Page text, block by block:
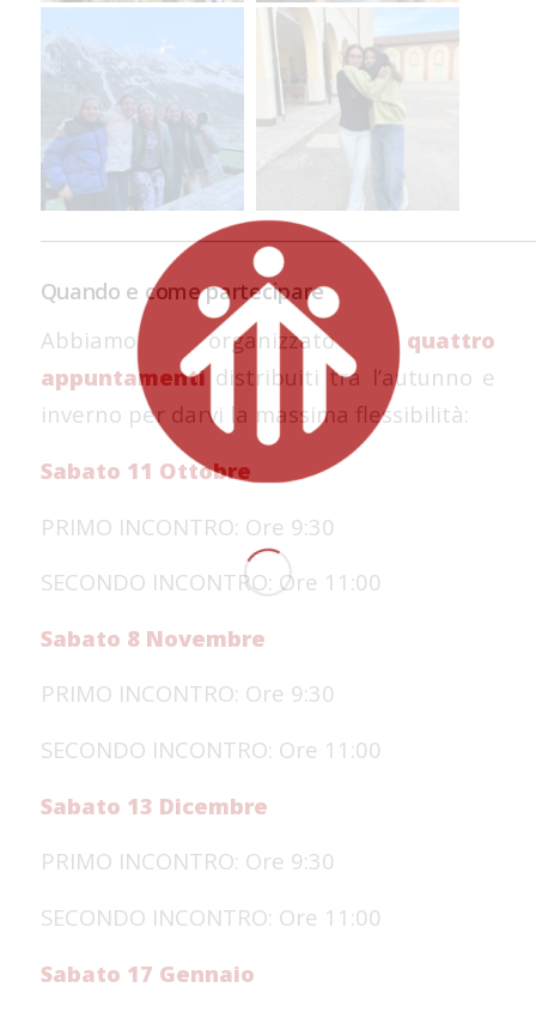
Quando e come partecipare
Abbiamo organizzato quattro
appuntamentidistribuiti tra l’autunno e
inverno per darvi la massima flessibilità:
Sabato 11 Ottobre
PRIMO INCONTRO: Ore 9:30
SECONDO INCONTRO: Ore 11:00
Sabato 8 Novembre
PRIMO INCONTRO: Ore 9:30
SECONDO INCONTRO: Ore 11:00
Sabato 13 Dicembre
PRIMO INCONTRO: Ore 9:30
SECONDO INCONTRO: Ore 11:00
Sabato 17 Gennaio